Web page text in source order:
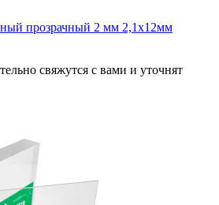
прозрачный 2 мм 2,1х12мм
свяжутся с вами и уточнят